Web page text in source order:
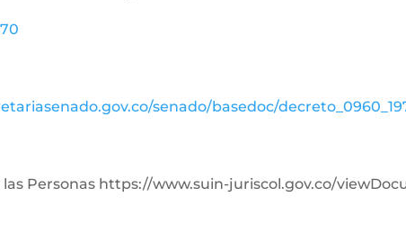
senado/basedoc/
Personas https://www.suin-juriscol.gov.co/